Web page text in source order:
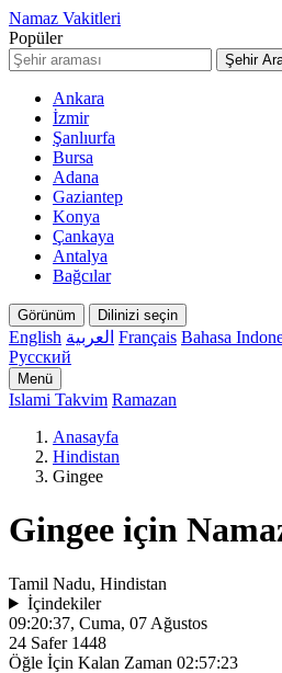
Namaz Vakitleri
Popüler
Şehir
Ankara
İzmir
Şanlıurfa
Bursa
Adana
Gaziantep
Konya
Çankaya
Antalya
Bağcılar
Görünüm Dilinizi seçin
English العربية Français Bahasa
Русский
Menü
Islami Takvim Ramazan
Anasayfa
Hindistan
Gingee
Gingee için
Tamil Nadu, Hindistan
İçindekiler
09:20:37, Cuma, 07 Ağustos
24 Safer 1448
Öğle İçin Kalan Zaman 02:57:23